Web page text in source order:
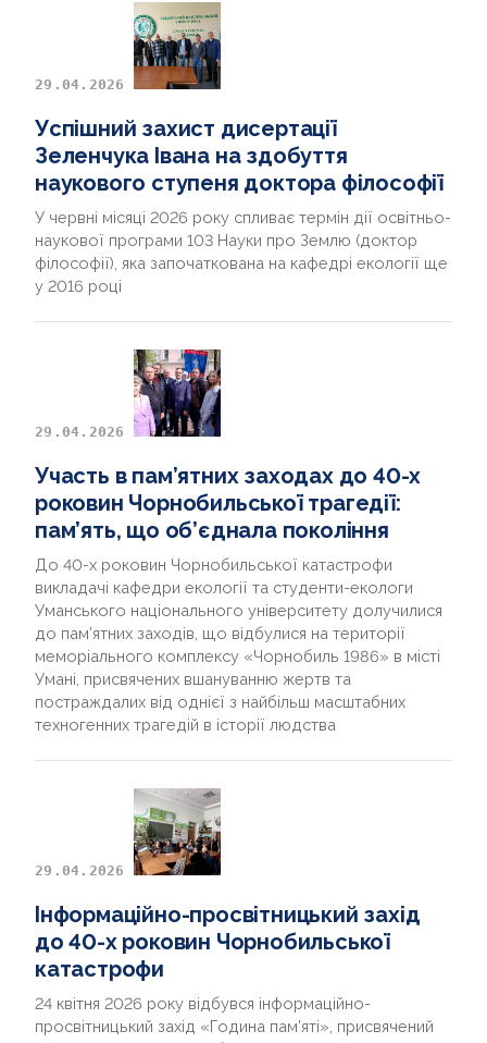
29.04.2026
Успішний захист дисертації
Зеленчука Івана на здобуття
наукового ступеня доктора філософії
У червні місяці 2026 року спливає термін дії освітньо-
наукової програми 103 Науки про Землю (доктор
філософії), яка започаткована на кафедрі екології ще
у 2016 році
29.04.2026
Участь в пам’ятних заходах до 40-х
роковин Чорнобильської трагедії:
пам’ять, що об’єднала покоління
До 40-х роковин Чорнобильської катастрофи
викладачі кафедри екології та студенти-екологи
Уманського національного університету долучилися
до пам’ятних заходів, що відбулися на території
меморіального комплексу «Чорнобиль 1986» в місті
Умані, присвячених вшануванню жертв та
постраждалих від однієї з найбільш масштабних
техногенних трагедій в історії людства
29.04.2026
Інформаційно-просвітницький захід
до 40-х роковин Чорнобильської
катастрофи
24 квітня 2026 року відбувся інформаційно-
просвітницький захід «Година пам’яті», присвячений